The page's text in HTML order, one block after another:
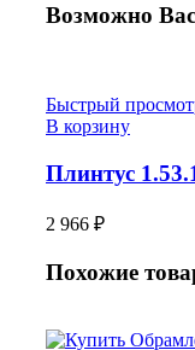
Возможно
Быстрый
В корзину
Плинтус
2 966 ₽
Похожие